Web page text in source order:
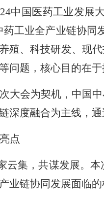
中国医药工业发展
药工业全产业链协同
殖、科技研发、现
问题，核心目的在
大会为契机，中国
深度融合为主线，
点
云集，共谋发展。
业链协同发展面临